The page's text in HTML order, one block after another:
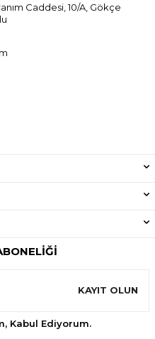
Caddesi, 10/A, Gökçe
KAYIT OLUN
Kabul Ediyorum.